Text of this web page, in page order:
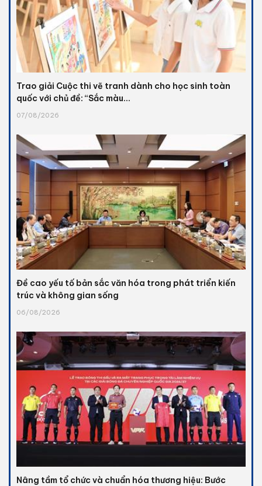
Trao giải Cuộc thi vẽ tranh dành cho học sinh toàn
quốc với chủ đề: “Sắc màu...
07/08/2026
Đề cao yếu tố bản sắc văn hóa trong phát triển kiến
trúc và không gian sống
06/08/2026
Nâng tầm tổ chức và chuẩn hóa thương hiệu: Bước